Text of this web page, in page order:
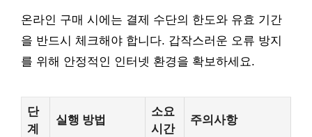
온라인 구매 시에는 결제 수단의 한도와 유효 기간
을 반드시 체크해야 합니다. 갑작스러운 오류 방지
를 위해 안정적인 인터넷 환경을 확보하세요.
단
계
실행 방법
소요
시간
주의사항